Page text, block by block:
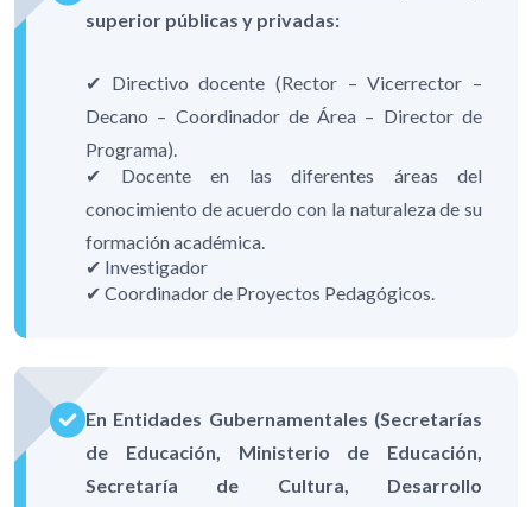
superior públicas y privadas:
✔ Directivo docente (Rector – Vicerrector –
Decano – Coordinador de Área – Director de
Programa).
✔ Docente en las diferentes áreas del
conocimiento de acuerdo con la naturaleza de su
formación académica.
✔ Investigador
✔ Coordinador de Proyectos Pedagógicos.
En Entidades Gubernamentales (Secretarías
de Educación, Ministerio de Educación,
Secretaría de Cultura, Desarrollo